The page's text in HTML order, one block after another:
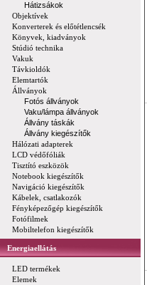
Hátizsákok
Objektívek
Konverterek és előtétlencsék
Könyvek, kiadványok
Stúdió technika
Vakuk
Távkioldók
Elemtartók
Állványok
Fotós állványok
Vaku/lámpa állványok
Állvány táskák
Állvány kiegészítők
Hálózati adapterek
LCD védőfóliák
Tisztító eszközök
Notebook kiegészítők
Navigáció kiegészítők
Kábelek, csatlakozók
Fényképezőgép kiegészítők
Fotófilmek
Mobiltelefon kiegészítők
Energiaellátás
LED termékek
Elemek